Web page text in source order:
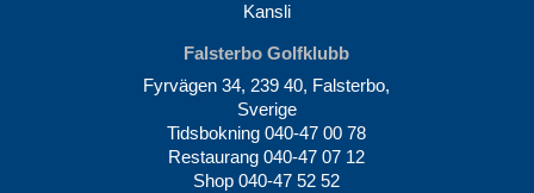
Kansli
Falsterbo Golfklubb
Fyrvägen 34, 239 40, Falsterbo,
Sverige
Tidsbokning040-47 00 78
Restaurang040-47 07 12
Shop040-47 52 52